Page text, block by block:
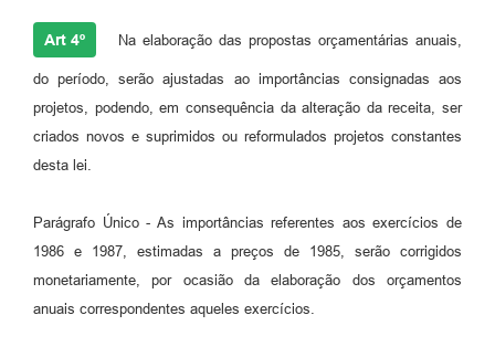
Art 4º Na elaboração das propostas orçamentárias anuais,
do período, serão ajustadas ao importâncias consignadas aos
projetos, podendo, em consequência da alteração da receita, ser
criados novos e suprimidos ou reformulados projetos constantes
desta lei.
Parágrafo Único - As importâncias referentes aos exercícios de
1986 e 1987, estimadas a preços de 1985, serão corrigidos
monetariamente, por ocasião da elaboração dos orçamentos
anuais correspondentes aqueles exercícios.